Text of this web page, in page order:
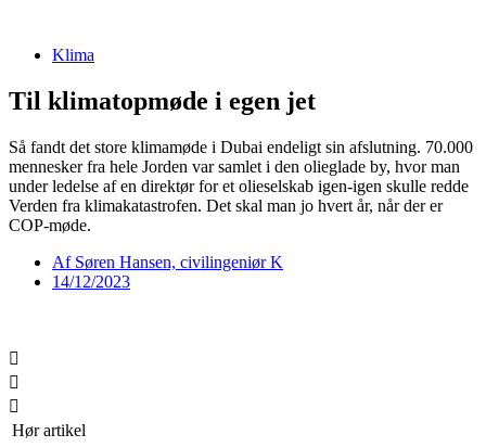
indholdKlima
Til klimatopmøde i egen jet
Så fandt det store klimamøde i Dubai endeligt sin afslutning. 70.000
mennesker fra hele Jorden var samlet i den olieglade by, hvor man
under ledelse af en direktør for et olieselskab igen-igen skulle redde
Verden fra klimakatastrofen. Det skal man jo hvert år, når der er
COP-møde.
AfSøren Hansen, civilingeniør K
14/12/2023
Hør artikel